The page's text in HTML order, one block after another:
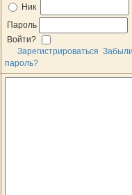
Ник
Пароль
Войти?
Зарегистрироваться
пароль?